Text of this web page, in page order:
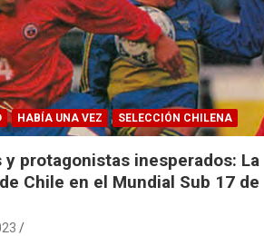
HABÍA UNA VEZ SELECCIÓN CHILENA
y protagonistas inesperados: La
Chile en el Mundial Sub 17 de